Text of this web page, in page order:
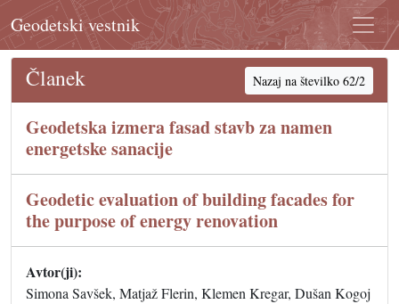
Geodetski vestnik
Članek Nazaj na številko 62/2
Geodetska izmera fasad stavb za namen
energetske sanacije
Geodetic evaluation of building facades for
the purpose of energy renovation
Avtor(ji):
Simona Savšek, Matjaž Flerin, Klemen Kregar, Dušan Kogoj